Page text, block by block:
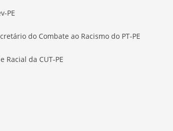
PE
do Combate ao Racismo do PT-PE
Racial da CUT-PE